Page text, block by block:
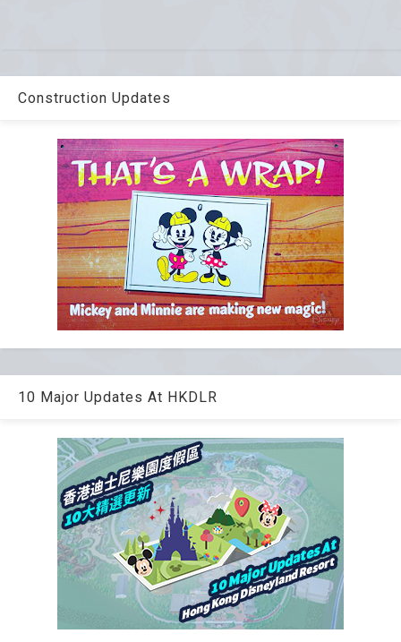
Construction Updates
10 Major Updates At HKDLR